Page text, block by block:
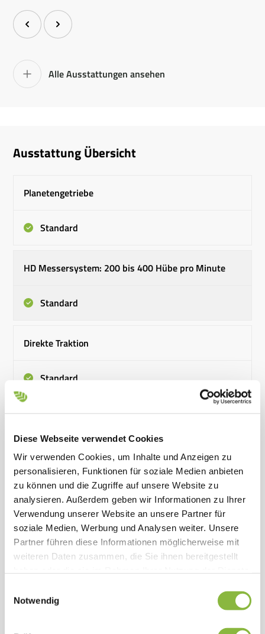
Diese Webseite verwendet Cookies
Wir verwenden Cookies, um Inhalte und Anzeigen zu
personalisieren, Funktionen für soziale Medien anbieten
zu können und die Zugriffe auf unsere Website zu
analysieren. Außerdem geben wir Informationen zu Ihrer
Verwendung unserer Website an unsere Partner für
soziale Medien, Werbung und Analysen weiter. Unsere
Partner führen diese Informationen möglicherweise mit
weiteren Daten zusammen, die Sie ihnen bereitgestellt
Notwendig
Alle Ausstattungen ansehen
Ausstattung Übersicht
Planetengetriebe
Standard
HD Messersystem: 200 bis 400 Hübe pro Minute
Standard
Direkte Traktion
Standard
Die Finger der Messerbalken besitzen Kugelenden
Standard
Wechseln Sie Klingen ganz einfach
Standard
Optional